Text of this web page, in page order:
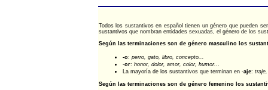
Todos los sustantivos en español tienen un género que pueden
sustantivos que nombran entidades sexuadas, el género de los
Según las terminaciones son de género masculino los
-o: perro, gato, libro, concepto...
-or: honor, dolor, amor, color, humor..
La mayoría de los sustantivos que terminan en -aje:
Según las terminaciones son de género femenino los